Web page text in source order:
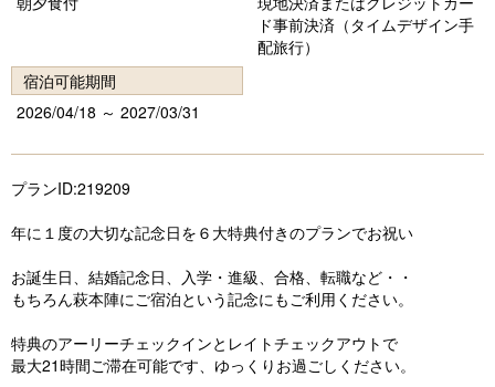
ド事前決済（タイムデザイン手
配旅行）
宿泊可能期間
2026/04/18 ～ 2027/03/31
プランID:219209
年に１度の大切な記念日を６大特典付きのプランでお祝い
お誕生日、結婚記念日、入学・進級、合格、転職など・・
もちろん萩本陣にご宿泊という記念にもご利用ください。
特典のアーリーチェックインとレイトチェックアウトで
最大21時間ご滞在可能です、ゆっくりお過ごしください。